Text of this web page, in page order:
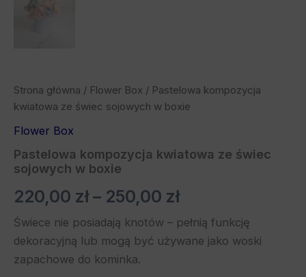
Strona główna / Flower Box / Pastelowa kompozycja
kwiatowa ze świec sojowych w boxie
Flower Box
Pastelowa kompozycja kwiatowa ze świec
sojowych w boxie
220,00 zł – 250,00 zł
Świece nie posiadają knotów – pełnią funkcję
dekoracyjną lub mogą być używane jako woski
zapachowe do kominka.